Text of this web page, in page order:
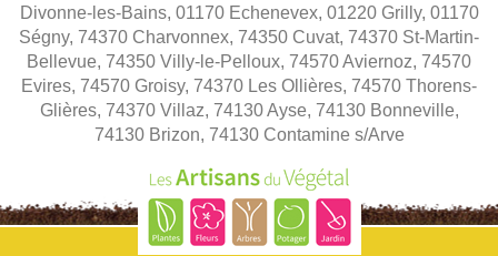
Divonne-les-Bains, 01170 Echenevex, 01220 Grilly, 01170
Ségny, 74370 Charvonnex, 74350 Cuvat, 74370 St-Martin-
Bellevue, 74350 Villy-le-Pelloux, 74570 Aviernoz, 74570
Evires, 74570 Groisy, 74370 Les Ollières, 74570 Thorens-
Glières, 74370 Villaz, 74130 Ayse, 74130 Bonneville,
74130 Brizon, 74130 Contamine s/Arve